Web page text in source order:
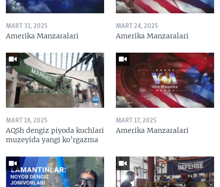
MART 31, 2025
Amerika Manzaralari
MART 24, 2025
Amerika Manzaralari
MART 18, 2025
AQSh dengiz piyoda kuchlari
muzeyida yangi ko’rgazma
MART 17, 2025
Amerika Manzaralari